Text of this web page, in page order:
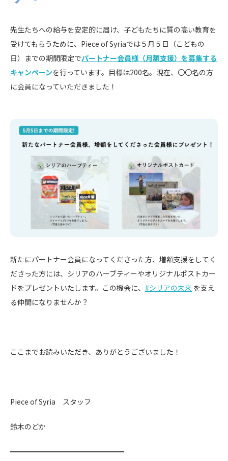
先生たちへの給与を安定的に届け、子どもたちに質の高い教育を
受けてもらうために、Piece of Syriaでは５月５日（こどもの
日）までの期間限定でパートナー会員様（月額支援）を募集する
キャンペーンを行っています。目標は200名。現在、〇〇名の方
に会員になっていただきました！
新たにパートナー会員になってくださった方、増額支援をしてく
ださった方には、シリアのハーブティーやオリジナルポストカー
ドをプレゼントいたします。この機会に、 #シリアの未来 を支え
る仲間になりませんか？
ここまでお読みいただき、ありがとうございました！
Piece of Syria スタッフ
鈴木のどか
━━━━━━━━━━━━━━━━